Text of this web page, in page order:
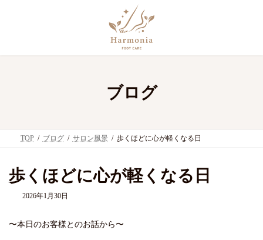
ブログ
TOP ブログ サロン風景 歩くほどに心が軽くなる日
歩くほどに心が軽くなる日
2026年1月30日
〜本日のお客様とのお話から〜